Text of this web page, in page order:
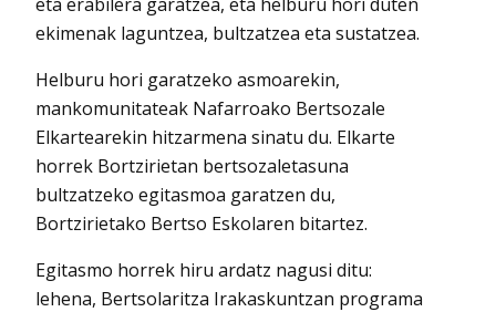
ekimenak laguntzea, bultzatzea eta sustatzea.
Helburu hori garatzeko asmoarekin,
mankomunitateak Nafarroako Bertsozale
Elkartearekin hitzarmena sinatu du. Elkarte
horrek Bortzirietan bertsozaletasuna
bultzatzeko egitasmoa garatzen du,
Bortzirietako Bertso Eskolaren bitartez.
Egitasmo horrek hiru ardatz nagusi ditu:
lehena, Bertsolaritza Irakaskuntzan programa